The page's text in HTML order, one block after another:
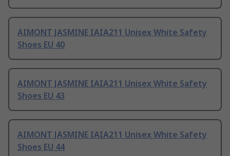
AIMONT JASMINE IAIA211 Unisex White Safety
Shoes EU 40
AIMONT JASMINE IAIA211 Unisex White Safety
Shoes EU 43
AIMONT JASMINE IAIA211 Unisex White Safety
Shoes EU 44